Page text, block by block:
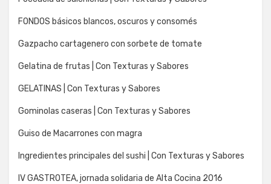
FONDOS básicos blancos, oscuros y consomés
Gazpacho cartagenero con sorbete de tomate
Gelatina de frutas | Con Texturas y Sabores
GELATINAS | Con Texturas y Sabores
Gominolas caseras | Con Texturas y Sabores
Guiso de Macarrones con magra
Ingredientes principales del sushi | Con Texturas y Sabores
IV GASTROTEA, jornada solidaria de Alta Cocina 2016